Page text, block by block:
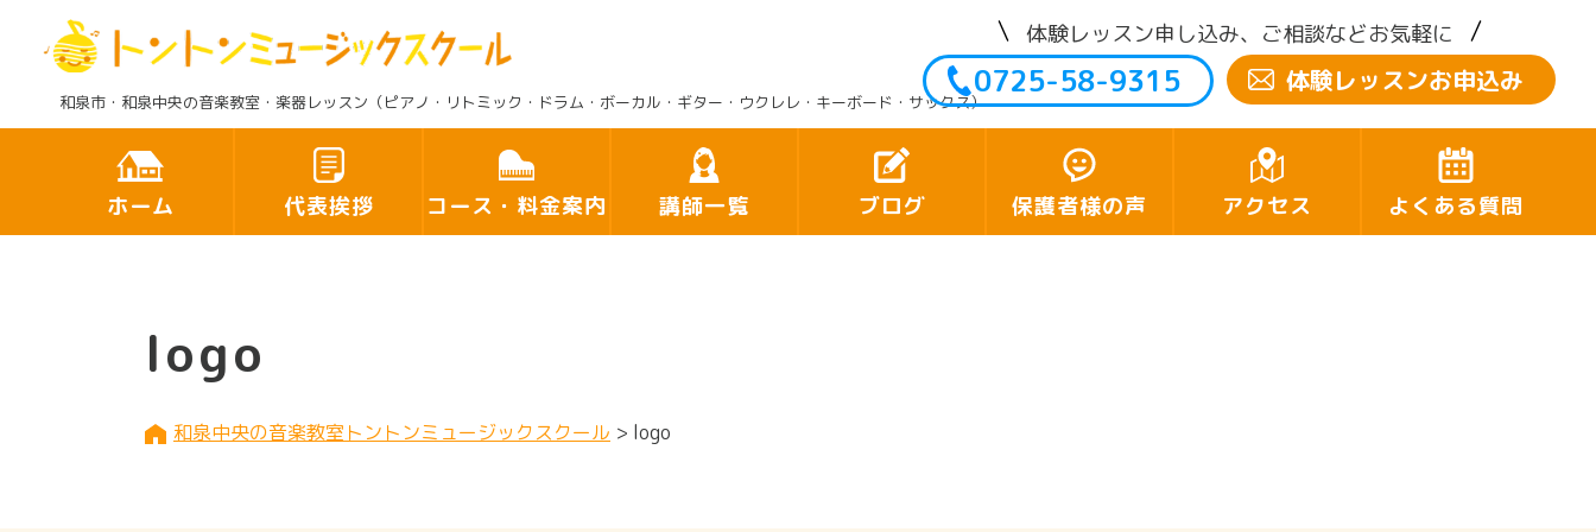
体験レッスン申し込み、ご相談などお気軽に
0725-58-9315 体験レッスンお申込み
和泉市・和泉中央の音楽教室・楽器レッスン（ピアノ・リトミック・ドラム・ボーカル・ギター・ウクレレ・キーボード・サックス）
ホーム 代表挨拶 コース・料金案内 講師一覧 ブログ 保護者様の声 アクセス よくある質問
logo
和泉中央の音楽教室トントンミュージックスクール > logo